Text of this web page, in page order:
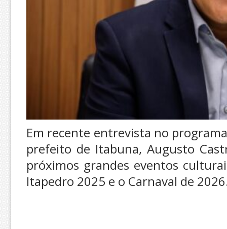
Em recente entrevista no
prefeito de Itabuna, Augusto
próximos grandes eventos
Itapedro 2025 e o Carnaval de